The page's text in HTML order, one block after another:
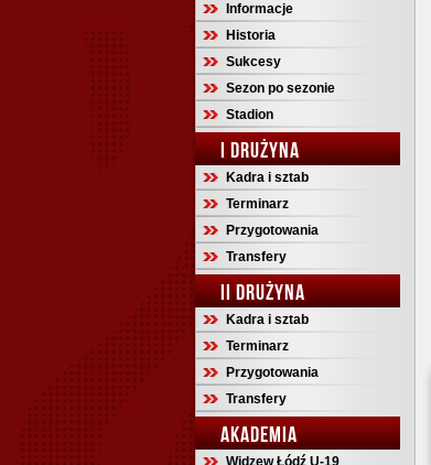
Informacje
Historia
Sukcesy
Sezon po sezonie
Stadion
I DRUŻYNA
Kadra i sztab
Terminarz
Przygotowania
Transfery
II DRUŻYNA
Kadra i sztab
Terminarz
Przygotowania
Transfery
AKADEMIA
Widzew Łódź U-19